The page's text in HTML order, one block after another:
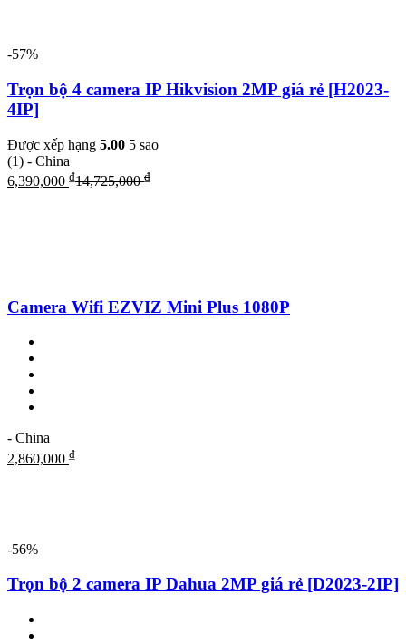
-57%
Trọn bộ 4 camera IP Hikvision 2MP giá rẻ [H2023-
4IP]
Được xếp hạng 5.00 5 sao
(1) - China
6,390,000 ₫14,725,000₫
Camera Wifi EZVIZ Mini Plus 1080P
- China
2,860,000 ₫
-56%
Trọn bộ 2 camera IP Dahua 2MP giá rẻ [D2023-2IP]